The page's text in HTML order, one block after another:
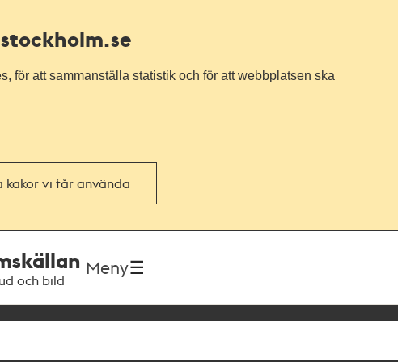
för att sammanställa statistik och för att webbplatsen ska
kakor vi får använda
och bild
Meny